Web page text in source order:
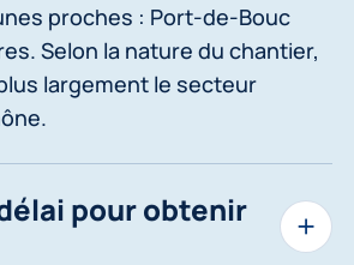
proches : Port-de-Bouc
Selon la nature du chantier,
largement le secteur
pour obtenir